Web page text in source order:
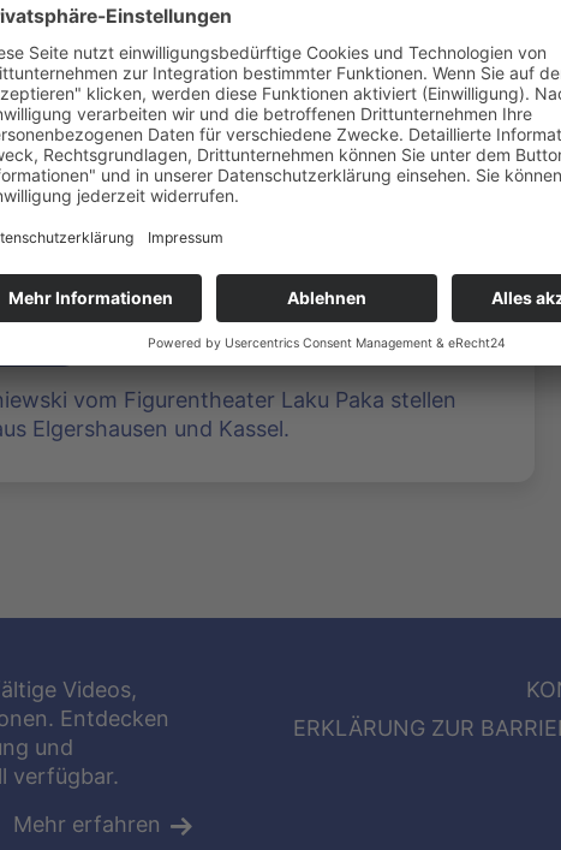
Schule 2015
mit Laku
Produziert: OK Kassel | 3141 Klicks
vom Figurentheater Laku Paka stellen
Elgershausen und Kassel.
Videos,
Entdecken
und
verfügbar.
Mehr erfahren
ERKLÄRUNG ZUR